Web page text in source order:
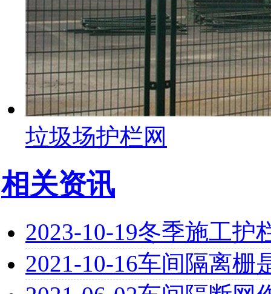
垃圾场护栏网
相关资讯
2023-10-19冬季施工护
2021-10-16车间隔离栅